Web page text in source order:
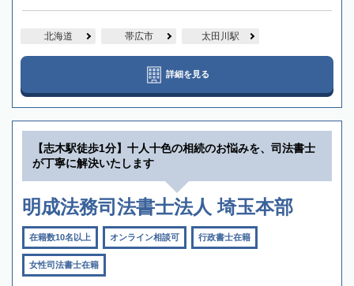
北海道 帯広市 太田川駅
詳細を見る
【志木駅徒歩1分】十人十色の相続のお悩みを、司法書士
が丁寧に解決いたします
明成法務司法書士法人 埼玉本部
在籍数10名以上 オンライン相談可 行政書士在籍
女性司法書士在籍